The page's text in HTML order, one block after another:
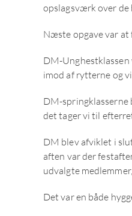
opslagsværk over de
Næste opgave var at
DM-Unghestklassen
imod af rytterne og
DM-springklasserne
det tager vi til
DM blev afviklet i
aften var der
udvalgte
Det var en både